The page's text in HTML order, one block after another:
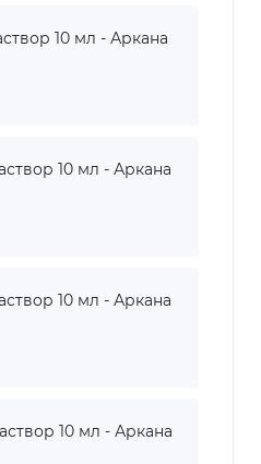
10 мл - Аркана
10 мл - Аркана
10 мл - Аркана
10 мл - Аркана